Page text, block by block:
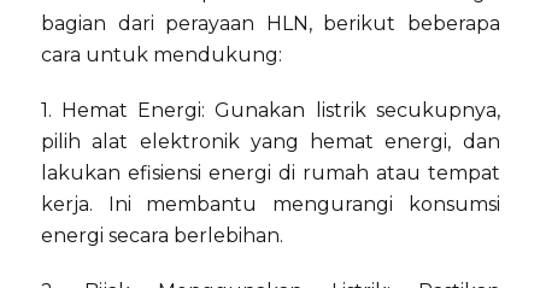
bagian dari perayaan HLN, berikut beberapa
cara untuk mendukung:
1. Hemat Energi: Gunakan listrik secukupnya,
pilih alat elektronik yang hemat energi, dan
lakukan efisiensi energi di rumah atau tempat
kerja. Ini membantu mengurangi konsumsi
energi secara berlebihan.